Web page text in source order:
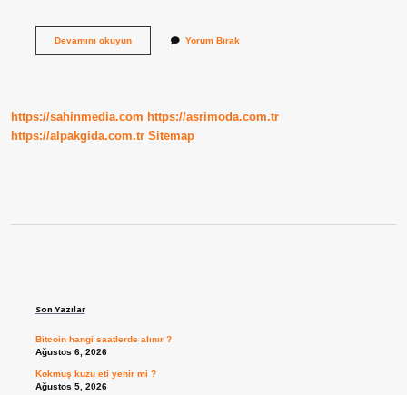
Devamını okuyunFarabiye
Yorum Bırak
https://sahinmedia.com https://asrimoda.com.tr
https://alpakgida.com.tr Sitemap
Son Yazılar
Bitcoin hangi saatlerde alınır ?
Ağustos 6, 2026
Kokmuş kuzu eti yenir mi ?
Ağustos 5, 2026